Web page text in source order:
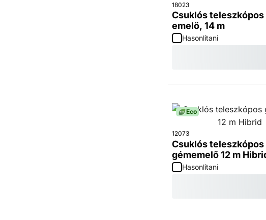
18023
Csuklós teleszkópos
emelő, 14 m
Hasonlítani
Eco
12073
Csuklós teleszkópos
gémemelő 12 m
Hasonlítani